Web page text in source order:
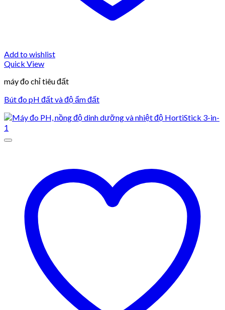
Add to wishlist
Quick View
máy đo chỉ tiêu đất
Bút đo pH đất và độ ẩm đất